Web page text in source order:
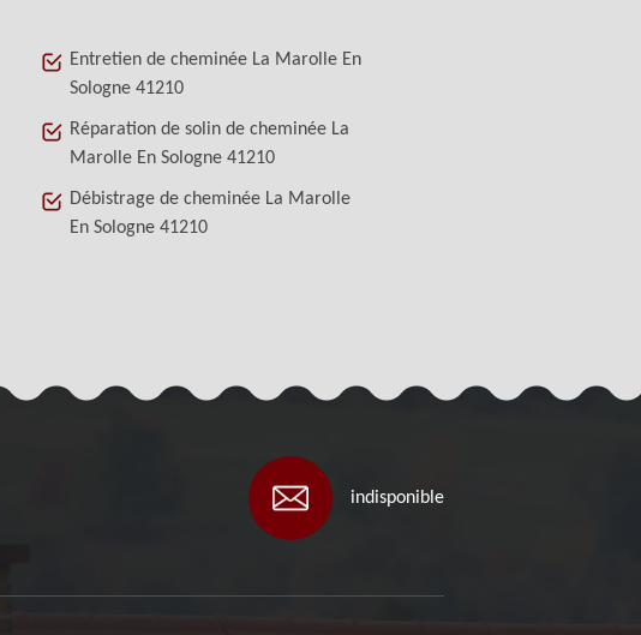
Entretien de cheminée La Marolle En
Sologne 41210
Réparation de solin de cheminée La
Marolle En Sologne 41210
Débistrage de cheminée La Marolle
En Sologne 41210
indisponible